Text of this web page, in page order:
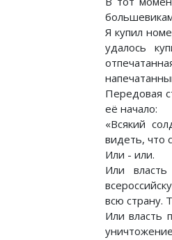
Я купил
удалось
Передовая
её начало:
«Всякий
видеть, что
Или - или.
Или
всю страну.
Или власть